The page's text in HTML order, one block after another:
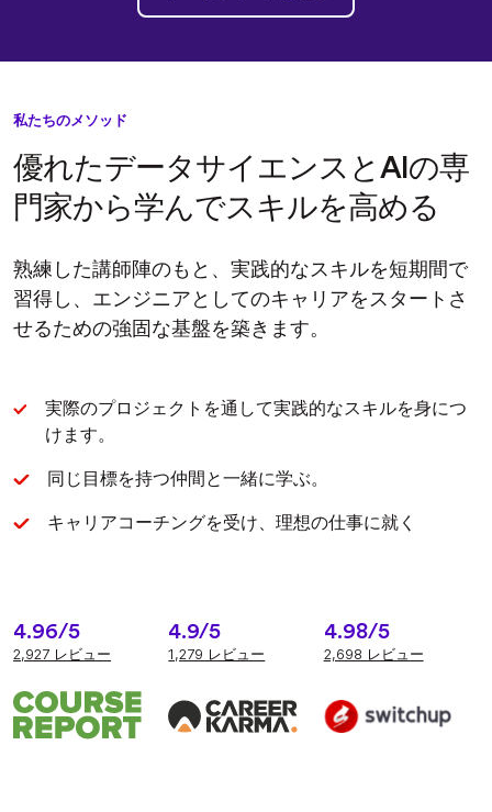
私たちのメソッド
優れたデータサイエンスとAIの専
門家から学んでスキルを高める
熟練した講師陣のもと、実践的なスキルを短期間で
習得し、エンジニアとしてのキャリアをスタートさ
せるための強固な基盤を築きます。
実際のプロジェクトを通して実践的なスキルを身につ
けます。
同じ目標を持つ仲間と一緒に学ぶ。
キャリアコーチングを受け、理想の仕事に就く
4.96/5
2,927 レビュー
4.9/5
1,279 レビュー
4.98/5
2,698 レビュー